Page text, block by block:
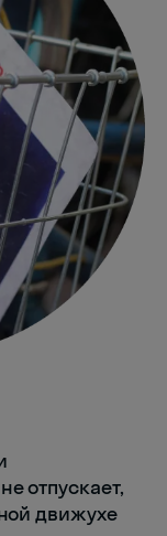
отпускает,
движухе